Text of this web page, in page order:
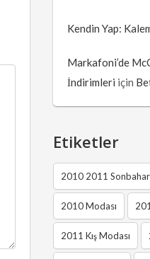
Kendin Yap:
Markafoni’de
İndirimleri için
Etiketler
2010 2011 Sonbahar
2010 Modası
2011 Kış Modası